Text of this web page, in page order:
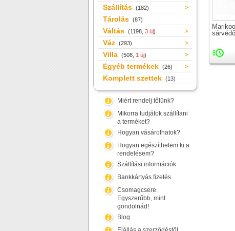
Szállítás (182)
Tárolás (87)
Váltás (1198, 3 új)
Váz (293)
Villa (508, 1 új)
Egyéb termékek (26)
Komplett szettek (13)
Miért rendelj tőlünk?
Mikorra tudjátok szállítani
a terméket?
Hogyan vásárolhatok?
Hogyan egészíthetem ki a
rendelésem?
Szállítási információk
Bankkártyás fizetés
Csomagcsere.
Egyszerűbb, mint
gondolnád!
Blog